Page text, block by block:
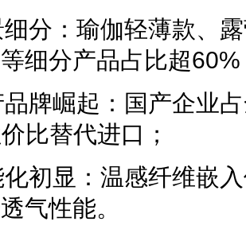
分：瑜伽轻薄款、
细分产品占比超60%
牌崛起：国产企业
比替代进口；
初显：温感纤维嵌
气性能。